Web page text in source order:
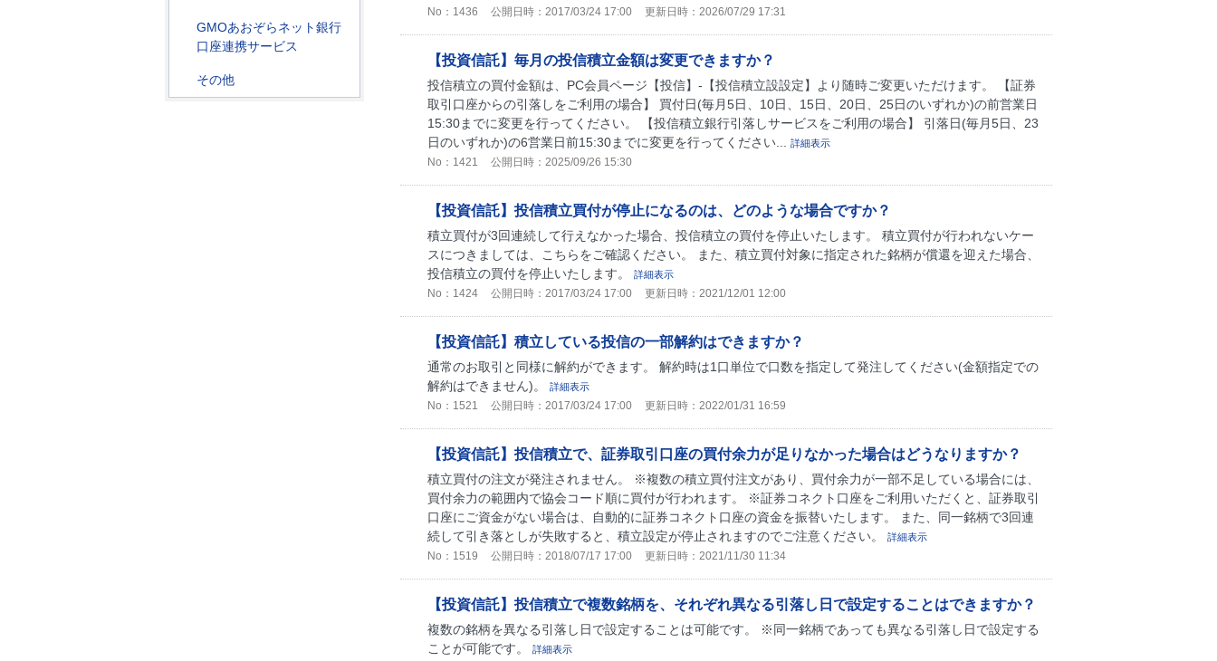
GMOあおぞらネット銀行
口座連携サービス
その他
No：1436 公開日時：2017/03/24 17:00 更新日時：2026/07/29 17:31
【投資信託】毎月の投信積立金額は変更できますか？
投信積立の買付金額は、PC会員ページ【投信】-【投信積立設設定】より随時ご変更いただけます。 【証券
取引口座からの引落しをご利用の場合】 買付日(毎月5日、10日、15日、20日、25日のいずれか)の前営業日
15:30までに変更を行ってください。 【投信積立銀行引落しサービスをご利用の場合】 引落日(毎月5日、23
日のいずれか)の6営業日前15:30までに変更を行ってください...
詳細表示
No：1421 公開日時：2025/09/26 15:30
【投資信託】投信積立買付が停止になるのは、どのような場合ですか？
積立買付が3回連続して行えなかった場合、投信積立の買付を停止いたします。 積立買付が行われないケー
スにつきましては、こちらをご確認ください。 また、積立買付対象に指定された銘柄が償還を迎えた場合、
投信積立の買付を停止いたします。
詳細表示
No：1424 公開日時：2017/03/24 17:00 更新日時：2021/12/01 12:00
【投資信託】積立している投信の一部解約はできますか？
通常のお取引と同様に解約ができます。 解約時は1口単位で口数を指定して発注してください(金額指定での
解約はできません)。
詳細表示
No：1521 公開日時：2017/03/24 17:00 更新日時：2022/01/31 16:59
【投資信託】投信積立で、証券取引口座の買付余力が足りなかった場合はどうなりますか？
積立買付の注文が発注されません。 ※複数の積立買付注文があり、買付余力が一部不足している場合には、
買付余力の範囲内で協会コード順に買付が行われます。 ※証券コネクト口座をご利用いただくと、証券取引
口座にご資金がない場合は、自動的に証券コネクト口座の資金を振替いたします。 また、同一銘柄で3回連
続して引き落としが失敗すると、積立設定が停止されますのでご注意ください。
詳細表示
No：1519 公開日時：2018/07/17 17:00 更新日時：2021/11/30 11:34
【投資信託】投信積立で複数銘柄を、それぞれ異なる引落し日で設定することはできますか？
複数の銘柄を異なる引落し日で設定することは可能です。 ※同一銘柄であっても異なる引落し日で設定する
ことが可能です。
詳細表示